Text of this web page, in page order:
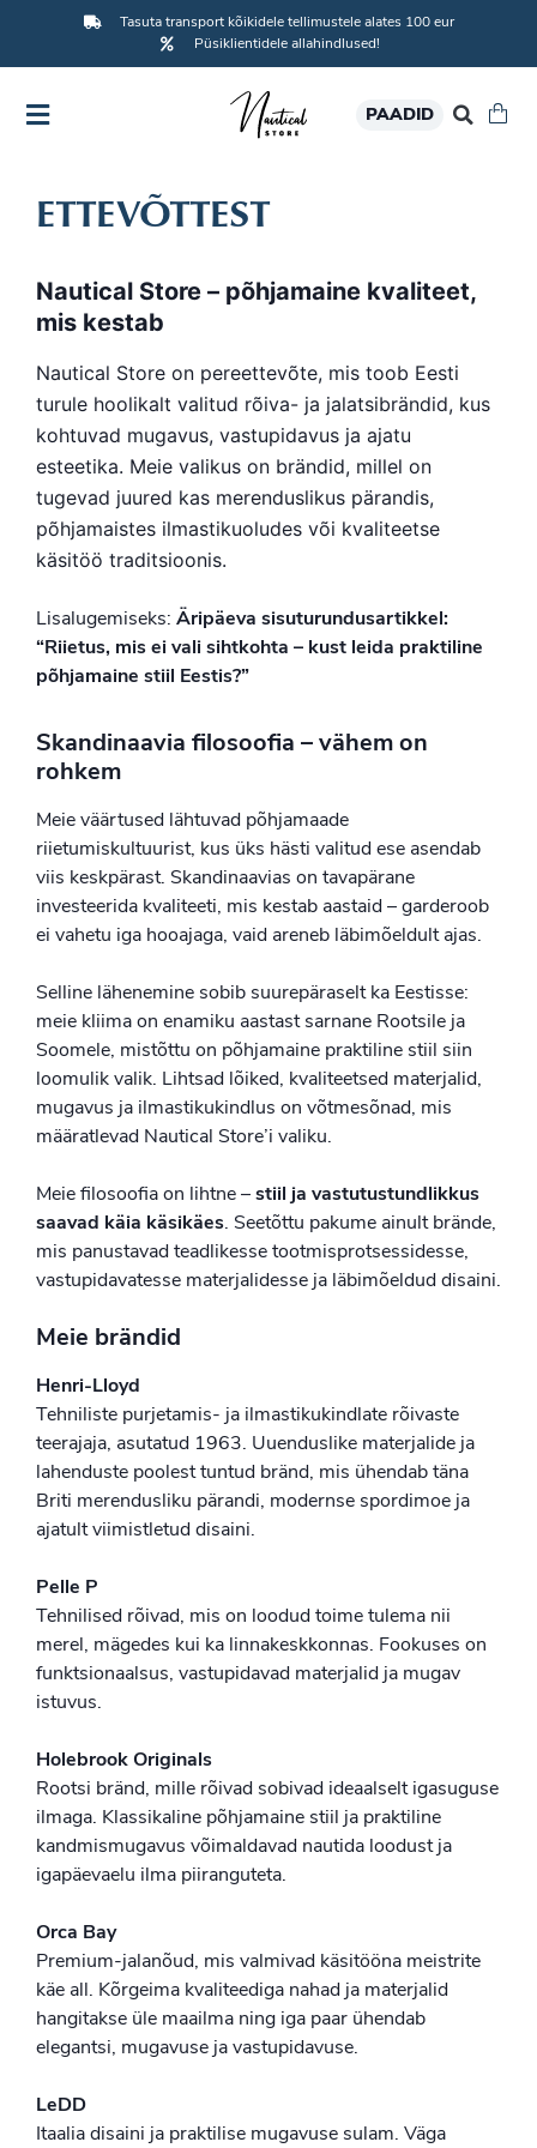
Tasuta transport kõikidele tellimustele alates 100 eur
Püsiklientidele allahindlused!
PAADID
ETTEVÕTTEST
Nautical Store – põhjamaine kvaliteet,
mis kestab
Nautical Store on pereettevõte, mis toob Eesti
turule hoolikalt valitud rõiva- ja jalatsibrändid, kus
kohtuvad mugavus, vastupidavus ja ajatu
esteetika. Meie valikus on brändid, millel on
tugevad juured kas merenduslikus pärandis,
põhjamaistes ilmastikuoludes või kvaliteetse
käsitöö traditsioonis.
Lisalugemiseks: Äripäeva sisuturundusartikkel:
“Riietus, mis ei vali sihtkohta – kust leida praktiline
põhjamaine stiil Eestis?”
Skandinaavia filosoofia – vähem on
rohkem
Meie väärtused lähtuvad põhjamaade
riietumiskultuurist, kus üks hästi valitud ese asendab
viis keskpärast. Skandinaavias on tavapärane
investeerida kvaliteeti, mis kestab aastaid – garderoob
ei vahetu iga hooajaga, vaid areneb läbimõeldult ajas.
Selline lähenemine sobib suurepäraselt ka Eestisse:
meie kliima on enamiku aastast sarnane Rootsile ja
Soomele, mistõttu on põhjamaine praktiline stiil siin
loomulik valik. Lihtsad lõiked, kvaliteetsed materjalid,
mugavus ja ilmastikukindlus on võtmesõnad, mis
määratlevad Nautical Store’i valiku.
Meie filosoofia on lihtne – stiil ja vastutustundlikkus
saavad käia käsikäes. Seetõttu pakume ainult brände,
mis panustavad teadlikesse tootmisprotsessidesse,
vastupidavatesse materjalidesse ja läbimõeldud disaini.
Meie brändid
Henri-Lloyd
Tehniliste purjetamis- ja ilmastikukindlate rõivaste
teerajaja, asutatud 1963. Uuenduslike materjalide ja
lahenduste poolest tuntud bränd, mis ühendab täna
Briti merendusliku pärandi, modernse spordimoe ja
ajatult viimistletud disaini.
Pelle P
Tehnilised rõivad, mis on loodud toime tulema nii
merel, mägedes kui ka linnakeskkonnas. Fookuses on
funktsionaalsus, vastupidavad materjalid ja mugav
istuvus.
Holebrook Originals
Rootsi bränd, mille rõivad sobivad ideaalselt igasuguse
ilmaga. Klassikaline põhjamaine stiil ja praktiline
kandmismugavus võimaldavad nautida loodust ja
igapäevaelu ilma piiranguteta.
Orca Bay
Premium-jalanõud, mis valmivad käsitööna meistrite
käe all. Kõrgeima kvaliteediga nahad ja materjalid
hangitakse üle maailma ning iga paar ühendab
elegantsi, mugavuse ja vastupidavuse.
LeDD
Itaalia disaini ja praktilise mugavuse sulam. Väga